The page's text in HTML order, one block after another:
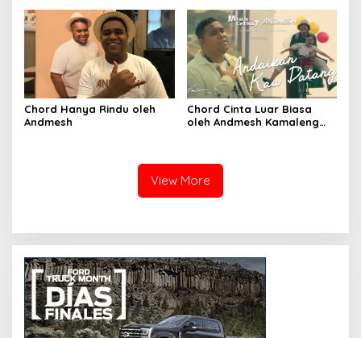
Chord Hanya Rindu oleh
Andmesh
Chord Cinta Luar Biasa
oleh Andmesh Kamaleng
View More